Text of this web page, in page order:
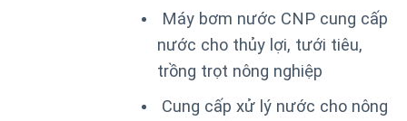
Máy bơm nước CNP cung cấp
nước cho thủy lợi, tưới tiêu,
trồng trọt nông nghiệp
Cung cấp xử lý nước cho nông